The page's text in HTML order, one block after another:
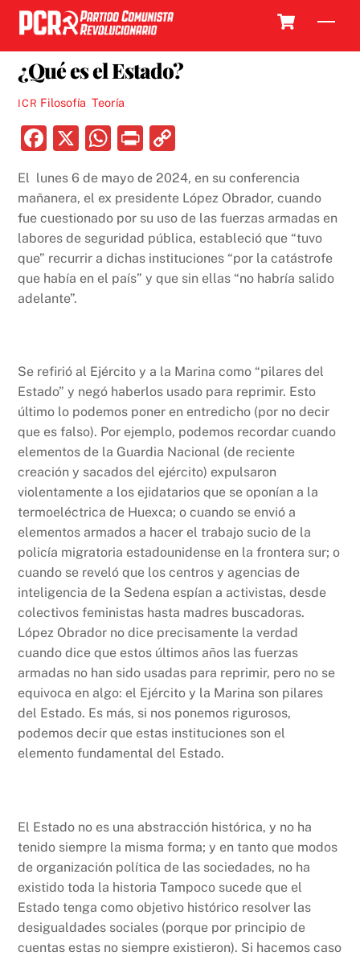
Skip
content
¿Qué es el Estado?
ICR Filosofía ,Teoría
F
c
e
b
o
o
X
W
at
s
A
p
p
P
nt p
y
Li
n
k
El lunes 6 de mayo de 2024, en su conferencia
mañanera, el ex presidente López Obrador, cuando
fue cuestionado por su uso de las fuerzas armadas en
labores de seguridad pública, estableció que “tuvo
que” recurrir a dichas instituciones “por la catástrofe
que había en el país” y que sin ellas “no habría salido
adelante”.
Se refirió al Ejército y a la Marina como “pilares del
Estado” y negó haberlos usado para reprimir. Esto
último lo podemos poner en entredicho (por no decir
que es falso). Por ejemplo, podemos recordar cuando
elementos de la Guardia Nacional (de reciente
creación y sacados del ejército) expulsaron
violentamente a los ejidatarios que se oponían a la
termoeléctrica de Huexca; o cuando se envió a
elementos armados a hacer el trabajo sucio de la
policía migratoria estadounidense en la frontera sur; o
cuando se reveló que los centros y agencias de
inteligencia de la Sedena espían a activistas, desde
colectivos feministas hasta madres buscadoras.
López Obrador no dice precisamente la verdad
cuando dice que estos últimos años las fuerzas
armadas no han sido usadas para reprimir, pero no se
equivoca en algo: el Ejército y la Marina son pilares
del Estado. Es más, si nos ponemos rigurosos,
podemos decir que estas instituciones son el
elemento fundamental del Estado.
El Estado no es una abstracción histórica, y no ha
tenido siempre la misma forma; y en tanto que modos
de organización política de las sociedades, no ha
existido toda la historia Tampoco sucede que el
Estado tenga como objetivo histórico resolver las
desigualdades sociales (porque por principio de
cuentas estas no siempre existieron). Si hacemos caso